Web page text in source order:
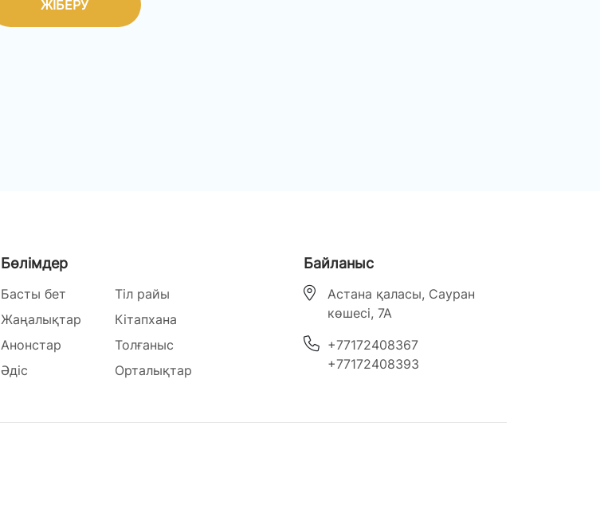
ЖІБЕРУ
Бөлімдер
Басты бет
Жаңалықтар
Анонстар
Әдіс
Тіл райы
Кітапхана
Толғаныс
Орталықтар
Байланыс
Астана қаласы, Сауран
көшесі, 7А
‎+77172408367
‎+77172408393